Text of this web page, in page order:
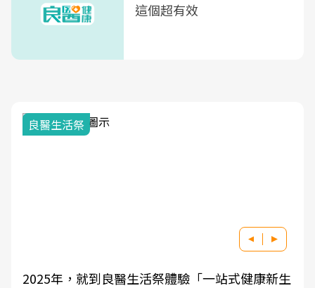
這個超有效
良醫生活祭
2025年，就到良醫生活祭體驗「一站式健康新生